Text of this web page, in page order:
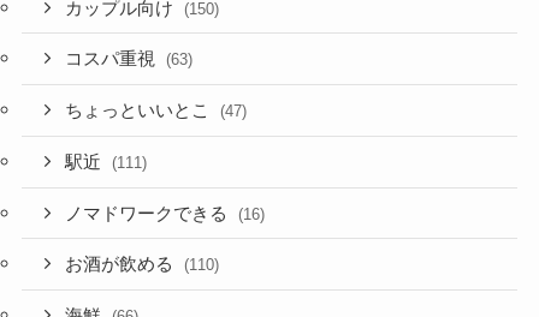
カップル向け (150)
コスパ重視 (63)
ちょっといいとこ (47)
駅近 (111)
ノマドワークできる (16)
お酒が飲める (110)